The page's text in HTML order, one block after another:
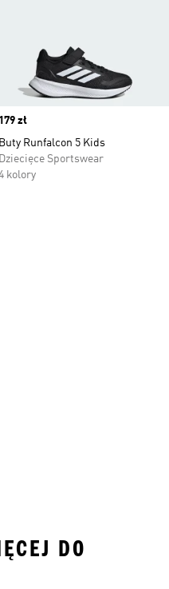
Price
179 zł
Buty Runfalcon 5 Kids
Dziecięce Sportswear
kolory
DO